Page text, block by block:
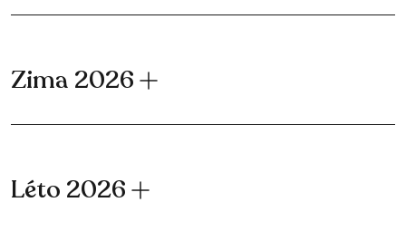
Zima 2026
Léto 2026